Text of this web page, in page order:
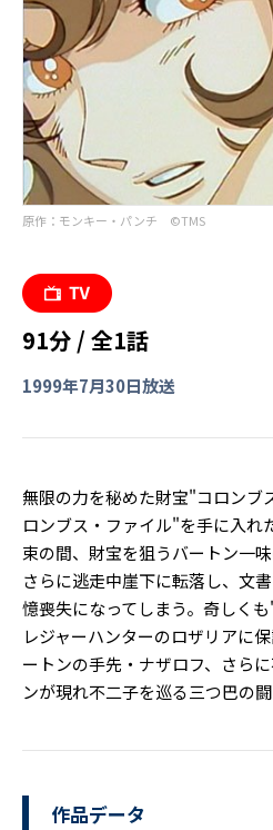
原作：モンキー・パンチ ©︎TMS
91分 / 全1話
1999年7月30日放送
無限の力を秘めた財宝"コロンブ
ロンブス・ファイル"を手に入れ
束の間、財宝を狙うバートン一
さらに逃走中崖下に転落し、文
憶喪失になってしまう。奇しく
レジャーハンターのロザリアに
ートンの手先・ナザロフ、さら
ンが現れ不二子を巡る三つ巴の闘
作品データ